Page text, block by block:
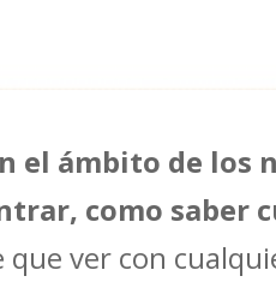
el ámbito de
como saber
ver con